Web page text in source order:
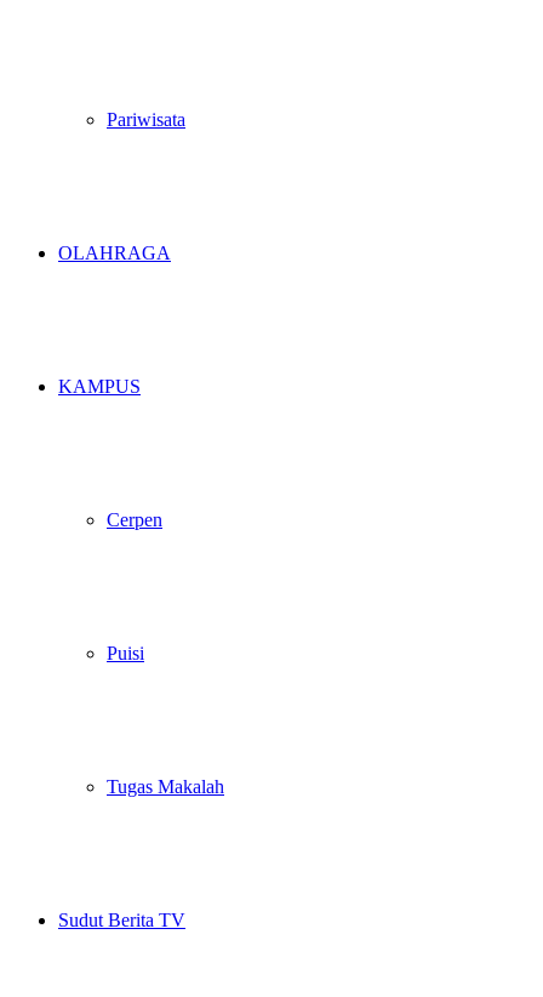
Pariwisata
OLAHRAGA
KAMPUS
Cerpen
Puisi
Tugas Makalah
Sudut Berita TV